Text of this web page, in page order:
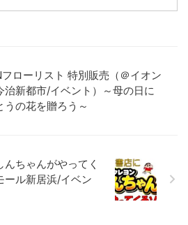
ローリスト 特別販売（＠イオン
治新都市/イベント）～母の日に
うの花を贈ろう～
ちゃんがやってく
ール新居浜/イベン